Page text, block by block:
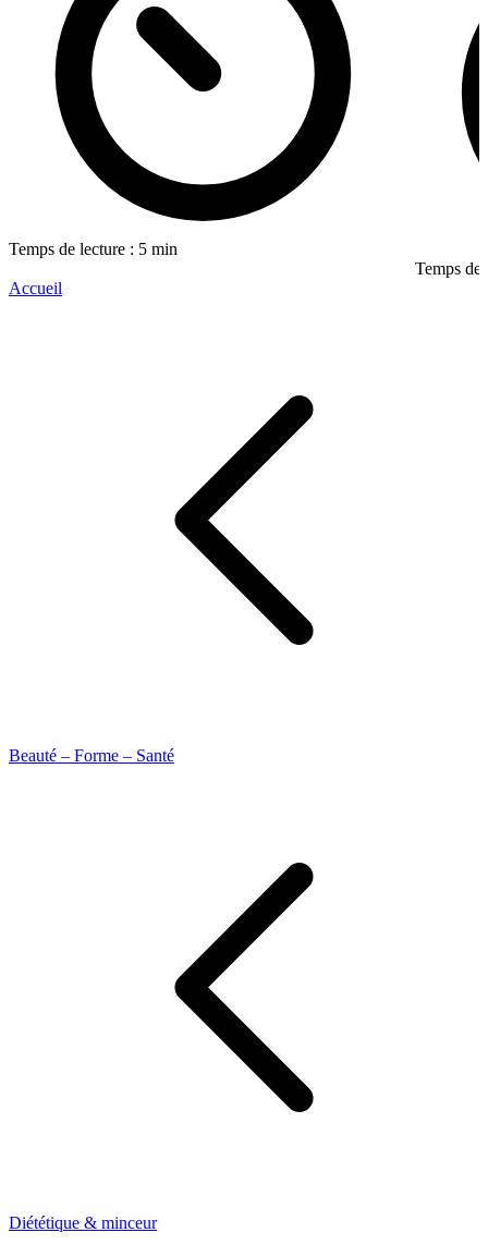
Temps de lecture : 5 min
Temps de
Accueil
Beauté – Forme – Santé
Diététique & minceur